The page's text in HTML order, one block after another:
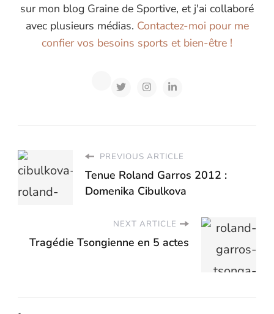
sur mon blog Graine de Sportive, et j'ai collaboré
avec plusieurs médias. Contactez-moi pour me
confier vos besoins sports et bien-être !
PREVIOUS ARTICLE
Tenue Roland Garros 2012 :
Domenika Cibulkova
NEXT ARTICLE
Tragédie Tsongienne en 5 actes